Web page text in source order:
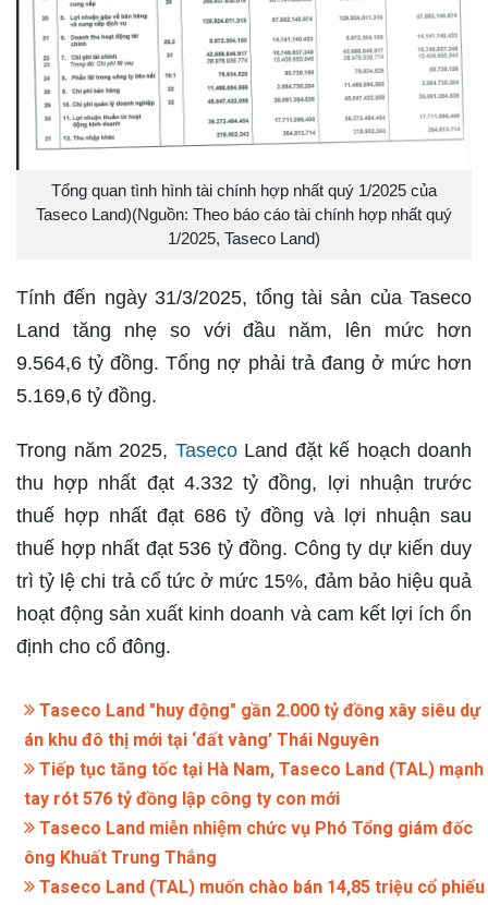
Tổng quan tình hình tài chính hợp nhất quý 1/2025 của
Taseco Land)(Nguồn: Theo báo cáo tài chính hợp nhất quý
1/2025, Taseco Land)
Tính đến ngày 31/3/2025, tổng tài sản của Taseco
Land tăng nhẹ so với đầu năm, lên mức hơn
9.564,6 tỷ đồng. Tổng nợ phải trả đang ở mức hơn
5.169,6 tỷ đồng.
Trong năm 2025, Taseco Land đặt kế hoạch doanh
thu hợp nhất đạt 4.332 tỷ đồng, lợi nhuận trước
thuế hợp nhất đạt 686 tỷ đồng và lợi nhuận sau
thuế hợp nhất đạt 536 tỷ đồng. Công ty dự kiến duy
trì tỷ lệ chi trả cổ tức ở mức 15%, đảm bảo hiệu quả
hoạt động sản xuất kinh doanh và cam kết lợi ích ổn
định cho cổ đông.
Taseco Land "huy động" gần 2.000 tỷ đồng xây siêu dự
án khu đô thị mới tại ‘đất vàng’ Thái Nguyên
Tiếp tục tăng tốc tại Hà Nam, Taseco Land (TAL) mạnh
tay rót 576 tỷ đồng lập công ty con mới
Taseco Land miễn nhiệm chức vụ Phó Tổng giám đốc
ông Khuất Trung Thắng
Taseco Land (TAL) muốn chào bán 14,85 triệu cổ phiếu